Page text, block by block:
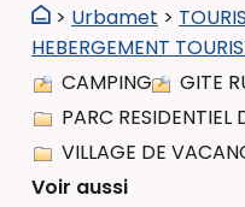
> Urbamet >
HEBERGEMENT
CAMPING
GITE
PARC RESIDENTIEL
VILLAGE DE
Voir aussi